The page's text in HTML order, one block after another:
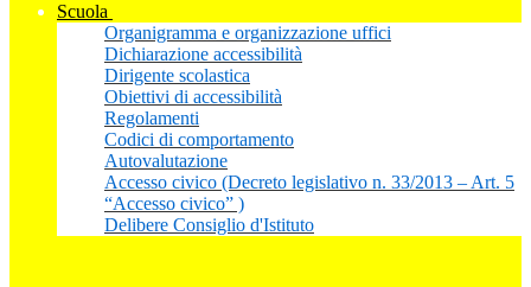
Scuola
Organigramma e organizzazione uffici
Dichiarazione accessibilità
Dirigente scolastica
Obiettivi di accessibilità
Regolamenti
Codici di comportamento
Autovalutazione
Accesso civico (Decreto legislativo n. 33/2013 – Art. 5
“Accesso civico” )
Delibere Consiglio d'Istituto